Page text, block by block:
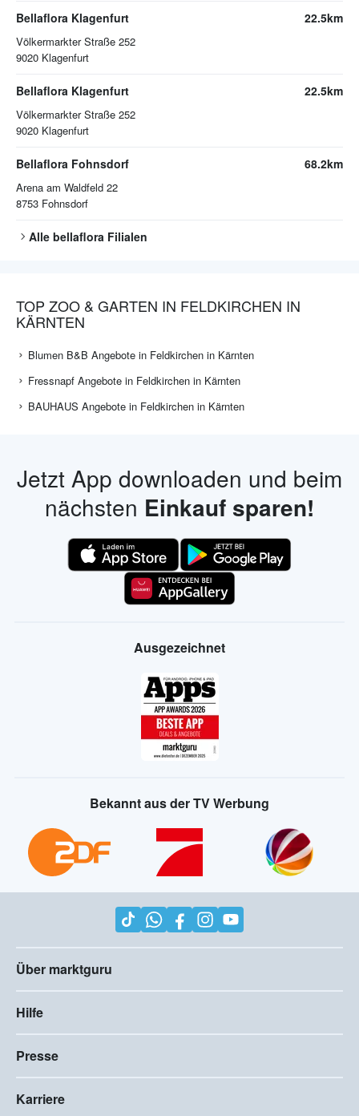
Bellaflora Klagenfurt
Völkermarkter Straße 252
9020 Klagenfurt
22.5km
Bellaflora Klagenfurt
Völkermarkter Straße 252
9020 Klagenfurt
22.5km
Bellaflora Fohnsdorf
Arena am Waldfeld 22
8753 Fohnsdorf
68.2km
Alle bellaflora Filialen
TOP ZOO & GARTEN IN FELDKIRCHEN IN
KÄRNTEN
Blumen B&B Angebote in Feldkirchen in Kärnten
Fressnapf Angebote in Feldkirchen in Kärnten
BAUHAUS Angebote in Feldkirchen in Kärnten
Jetzt App downloaden und beim
nächsten Einkauf sparen!
Ausgezeichnet
Bekannt aus der TV Werbung
Über marktguru
Hilfe
Presse
Karriere